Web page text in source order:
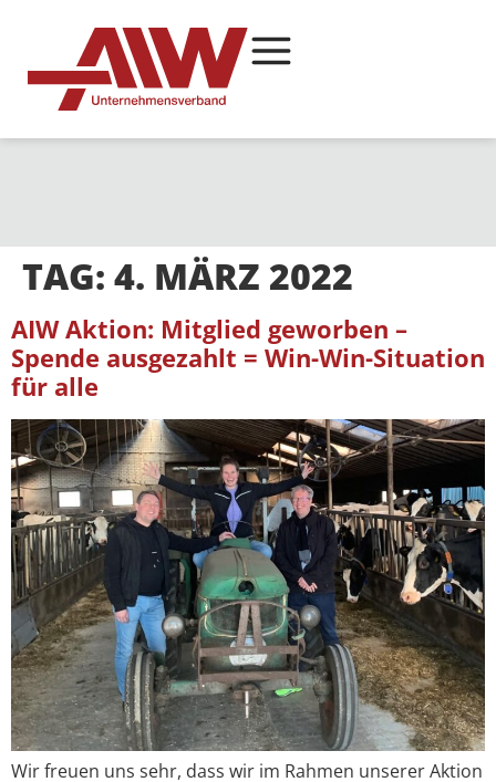
TAG: 4. MÄRZ 2022
AIW Aktion: Mitglied geworben –
Spende ausgezahlt = Win-Win-Situation
für alle
Wir freuen uns sehr, dass wir im Rahmen unserer Aktion